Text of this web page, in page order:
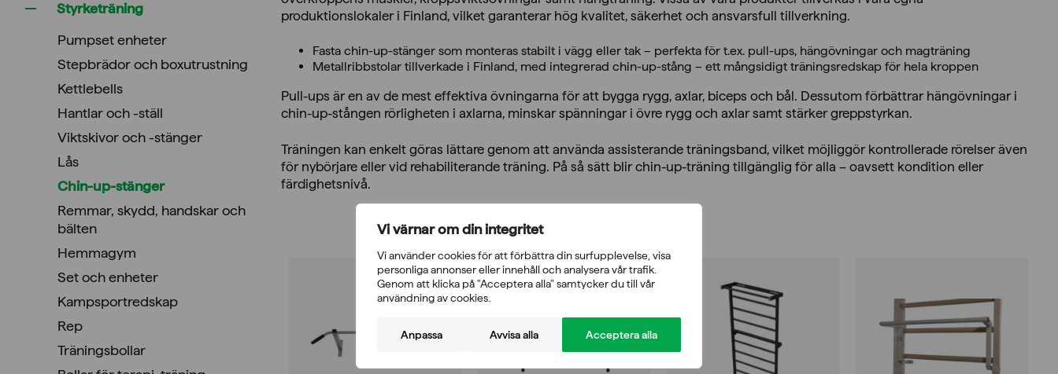
Vi värnar om din integritet
Vi använder cookies för att förbättra din surfupplevelse, visa
personliga annonser eller innehåll och analysera vår trafik.
Genom att klicka på "Acceptera alla" samtycker du till vår
användning av cookies.
Anpassa Avvisa alla Acceptera alla
Styrketräning
Pumpset enheter
Stepbrädor och boxutrustning
Kettlebells
Hantlar och -ställ
Viktskivor och -stänger
Lås
Chin-up-stänger
Remmar, skydd, handskar och
bälten
Hemmagym
Set och enheter
Kampsportredskap
Rep
Träningsbollar
produktionslokaler i Finland, vilket garanterar hög kvalitet, säkerhet och ansvarsfull tillverkning.
Fasta chin-up-stänger som monteras stabilt i vägg eller tak – perfekta för t.ex. pull-ups, hängövningar och magträning
Metallribbstolar tillverkade i Finland, med integrerad chin-up-stång – ett mångsidigt träningsredskap för hela kroppen
Pull-ups är en av de mest effektiva övningarna för att bygga rygg, axlar, biceps och bål. Dessutom förbättrar hängövningar i
chin-up-stången rörligheten i axlarna, minskar spänningar i övre rygg och axlar samt stärker greppstyrkan.
Träningen kan enkelt göras lättare genom att använda assisterande träningsband, vilket möjliggör kontrollerade rörelser även
för nybörjare eller vid rehabiliterande träning. På så sätt blir chin-up-träning tillgänglig för alla – oavsett kondition eller
färdighetsnivå.